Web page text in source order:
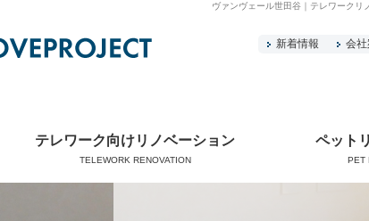
ヴァンヴェール世田谷｜テレワークリ
新着情報 会社
テレワーク向けリノベーション
TELEWORK RENOVATION
ペット
PET